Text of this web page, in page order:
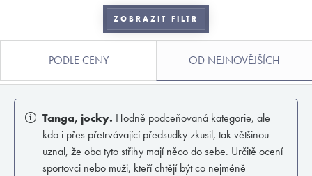
ZOBRAZIT FILTR
PODLE CENY OD NEJNOVĚJŠÍCH
Tanga, jocky. Hodně podceňovaná kategorie, ale
kdo i přes přetrvávající předsudky zkusil, tak většinou
uznal, že oba tyto střihy mají něco do sebe. Určitě ocení
sportovci nebo muži, kteří chtějí být co nejméně